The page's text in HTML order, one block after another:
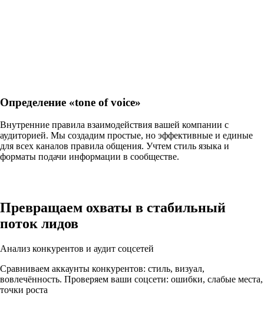
Определение «tone of voice»
Внутренние правила взаимодействия вашей компании с
аудиторией. Мы создадим простые, но эффективные и единые
для всех каналов правила общения. Учтем стиль языка и
форматы подачи информации в сообществе.
Превращаем охваты в стабильный
поток лидов
Анализ конкурентов и аудит соцсетей
Сравниваем аккаунты конкурентов: стиль, визуал,
вовлечённость. Проверяем ваши соцсети: ошибки, слабые места,
точки роста